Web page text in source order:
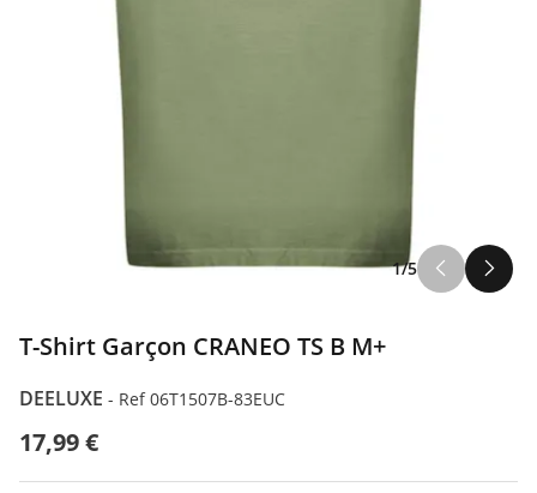
1/5
T-Shirt Garçon CRANEO TS B M+
DEELUXE - Ref 06T1507B-83EUC
17,99 €